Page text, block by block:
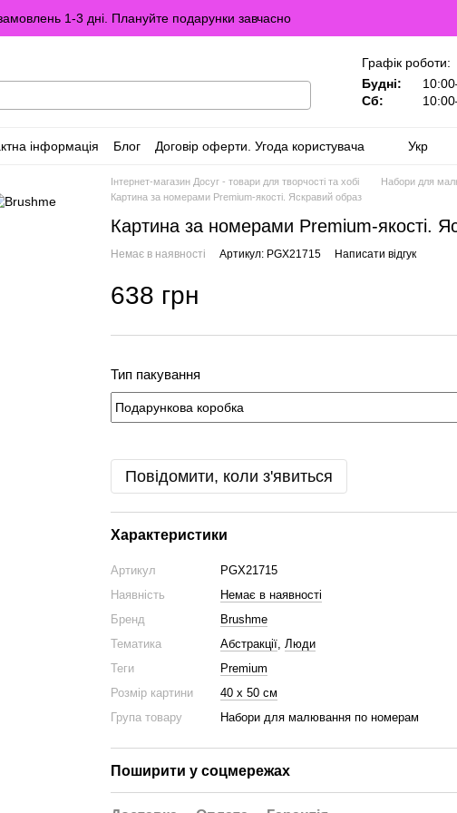
1-3 дні. Плануйте подарунки завчасно
Графік роботи:
Будні:
Сб:
інформація Блог
Договір оферти. Угода користувача
Укр
Інтернет-магазин Досуг - товари для творчості та хобі
Набори для
Картина за номерами Premium-якості. Яскравий образ
Картина за номерами Premium-якості.
Немає в наявності Артикул: PGX21715 Написати відгук
638 грн
Тип пакування
Повідомити, коли з'явиться
Характеристики
Артикул
PGX21715
Наявність
Немає в наявності
Бренд
Brushme
Тематика
Абстракції, Люди
Теги
Premium
Розмір картини
40 х 50 см
Група товару
Набори для малювання по номерам
Поширити у соцмережах